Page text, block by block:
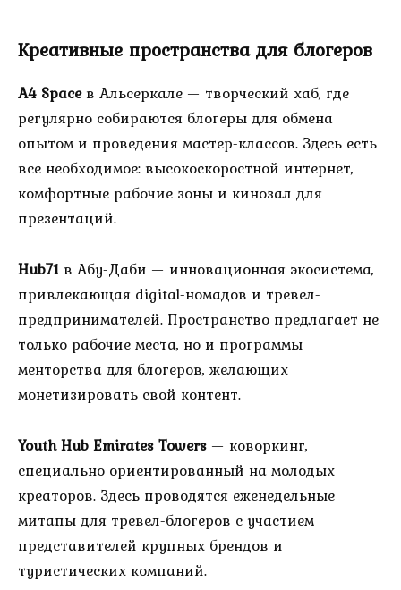
Креативные пространства для блогеров
A4 Spaceв Альсеркале — творческий хаб, где
регулярно собираются блогеры для обмена
опытом и проведения мастер-классов. Здесь есть
все необходимое: высокоскоростной интернет,
комфортные рабочие зоны и кинозал для
презентаций.
Hub71 в Абу-Даби — инновационная экосистема,
привлекающая digital-номадов и тревел-
предпринимателей. Пространство предлагает не
только рабочие места, но и программы
менторства для блогеров, желающих
монетизировать свой контент.
Youth Hub Emirates Towers — коворкинг,
специально ориентированный на молодых
креаторов. Здесь проводятся еженедельные
митапы для тревел-блогеров с участием
представителей крупных брендов и
туристических компаний.